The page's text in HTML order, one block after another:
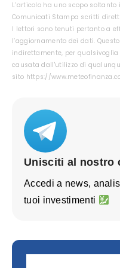
L’articolo ha uno scopo
Comunicati Stampa scritti
I lettori sono tenuti pertanto a
l’aggiornamento dei dati.
indirettamente, per
causata dall'utilizzo di
sito https://
Unisciti al nostro
Accedi a news,
tuoi investimenti